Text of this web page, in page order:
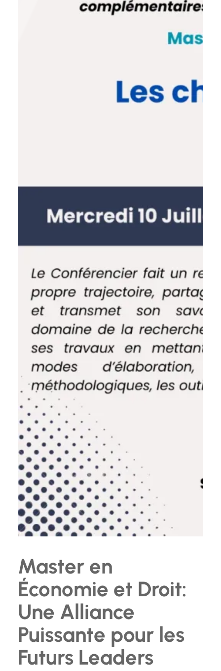
Master en
Économie et Droit:
Une Alliance
Puissante pour les
Futurs Leaders